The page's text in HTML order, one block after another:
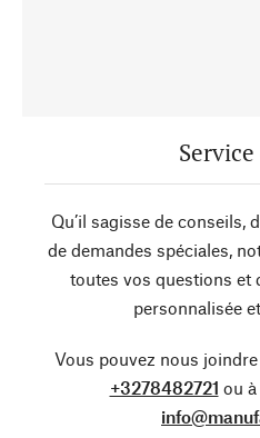
Qu’il sagisse de conseils,
de demandes spéciales,
toutes vos questions et
personnalisée
Vous pouvez nous
+3278482721 ou